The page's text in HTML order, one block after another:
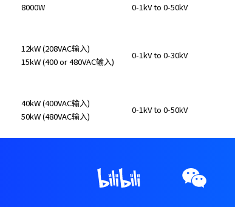
8000W 0-1kV to 0-50kV
12kW (208VAC输入)
15kW (400 or 480VAC输入)
0-1kV to 0-30kV
40kW (400VAC输入)
50kW (480VAC输入)
0-1kV to 0-50kV